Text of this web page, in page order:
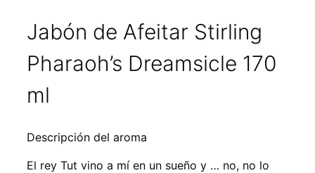
Jabón de Afeitar Stirling
Pharaoh’s Dreamsicle 170
ml
Descripción del aroma
El rey Tut vino a mí en un sueño y … no, no lo